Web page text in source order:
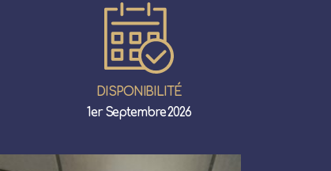
DISPONIBILITÉ
1er Septembre 2026